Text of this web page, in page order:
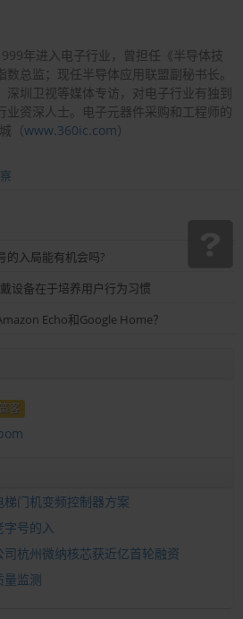
年进入电子行业，曾担任《半导体技
总监；现任半导体应用联盟副秘书长。
深圳卫视等媒体专访，对电子行业有独到
业资深人士。电子元器件采购和工程师的
（www.360ic.com）
的入局能有机会吗?
设备在于培养用户行为习惯
Echo和Google Home？
客
门机变频控制器方案
号的入
杭州微纳核芯获近亿首轮融资
量监测